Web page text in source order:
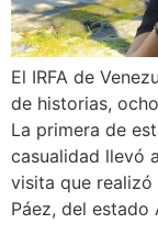
El IRFA de
de historias,
La primera de
casualidad llevó
visita que realizó
Páez, del